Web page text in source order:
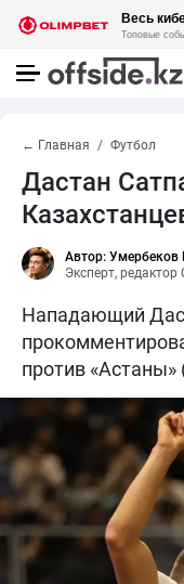
← Главная Футбол
Дастан
Автор: Умербеков
Эксперт, редактор
Нападающий
против «Астаны»